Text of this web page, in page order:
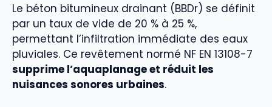
Le béton bitumineux drainant (BBDr) se définit
par un taux de vide de 20 % à 25 %,
permettant l’infiltration immédiate des eaux
pluviales. Ce revêtement normé NF EN 13108-7
supprime l’aquaplanage et réduit les
nuisances sonores urbaines.